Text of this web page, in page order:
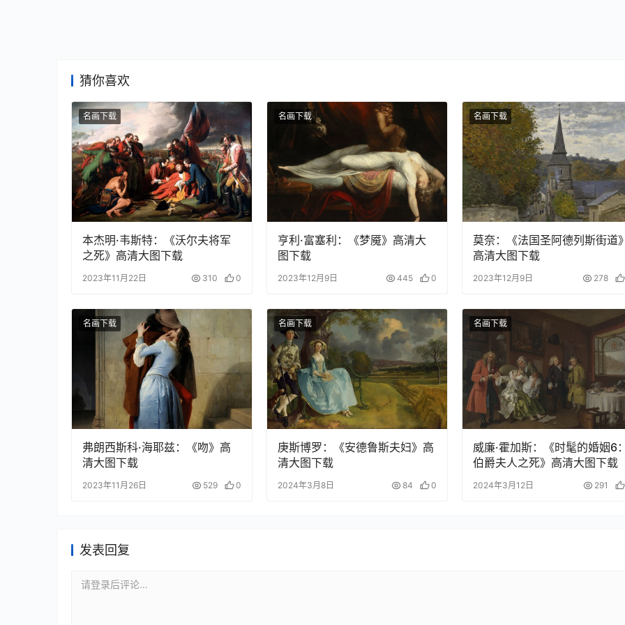
猜你喜欢
名画下载
本杰明·韦斯特：《沃尔夫将军
之死》高清大图下载
2023年11月22日 310 0
名画下载
亨利·富塞利：《梦魇》高清大
图下载
2023年12月9日 445 0
名画下载
莫奈：《法国圣阿德列斯街道
高清大图下载
2023年12月9日 278
名画下载
弗朗西斯科·海耶兹：《吻》高
清大图下载
2023年11月26日 529 0
名画下载
庚斯博罗：《安德鲁斯夫妇》高
清大图下载
2024年3月8日 84 0
名画下载
威廉·霍加斯：《时髦的婚姻6
伯爵夫人之死》高清大图下载
2024年3月12日 291
发表回复
请登录后评论...